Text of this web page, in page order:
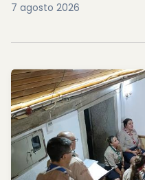
7 agosto 2026